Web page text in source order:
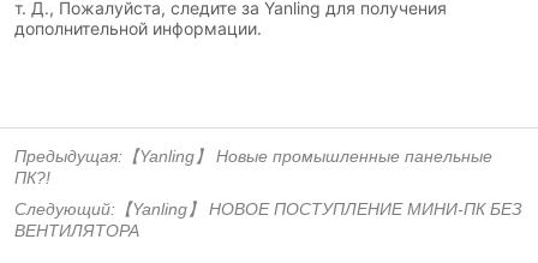
Предыдущая: 【Yanling】 Новые промышленные панельные
ПК?!
Следующий: 【Yanling】 НОВОЕ ПОСТУПЛЕНИЕ МИНИ-ПК БЕЗ
ВЕНТИЛЯТОРА